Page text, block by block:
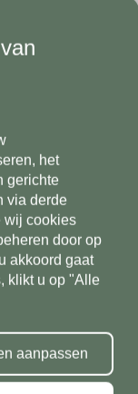
vakman en
opritten
Daarnaast biedt
zijkanten en nog
het
gerichte
via derde
wij cookies
door op
akkoord gaat
klikt u op "Alle
aanpassen